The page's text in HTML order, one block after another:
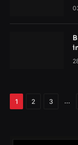
1 2 3 …